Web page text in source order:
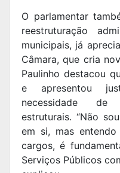
O parlamentar
reestruturação
municipais, já
Câmara, que cria
Paulinho destacou
e apresentou
necessidade de
estruturais. “Não
em si, mas
cargos, é
Serviços Públicos